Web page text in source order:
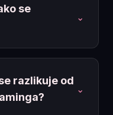
se
⌄
razlikuje od
⌄